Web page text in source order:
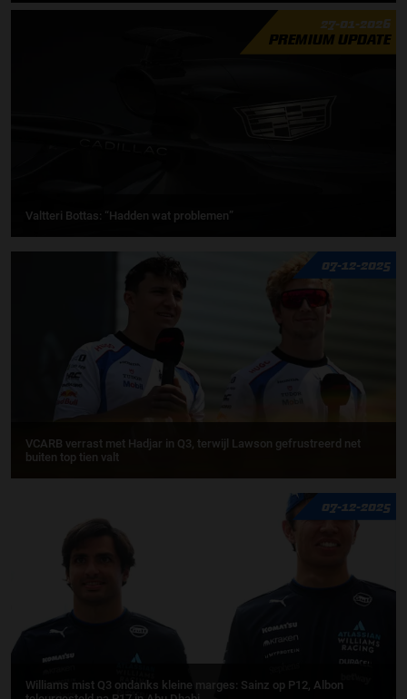
27-01-2026
PREMIUM UPDATE
Valtteri Bottas: “Hadden wat problemen”
07-12-2025
VCARB verrast met Hadjar in Q3, terwijl Lawson gefrustreerd net
buiten top tien valt
07-12-2025
Williams mist Q3 ondanks kleine marges: Sainz op P12, Albon